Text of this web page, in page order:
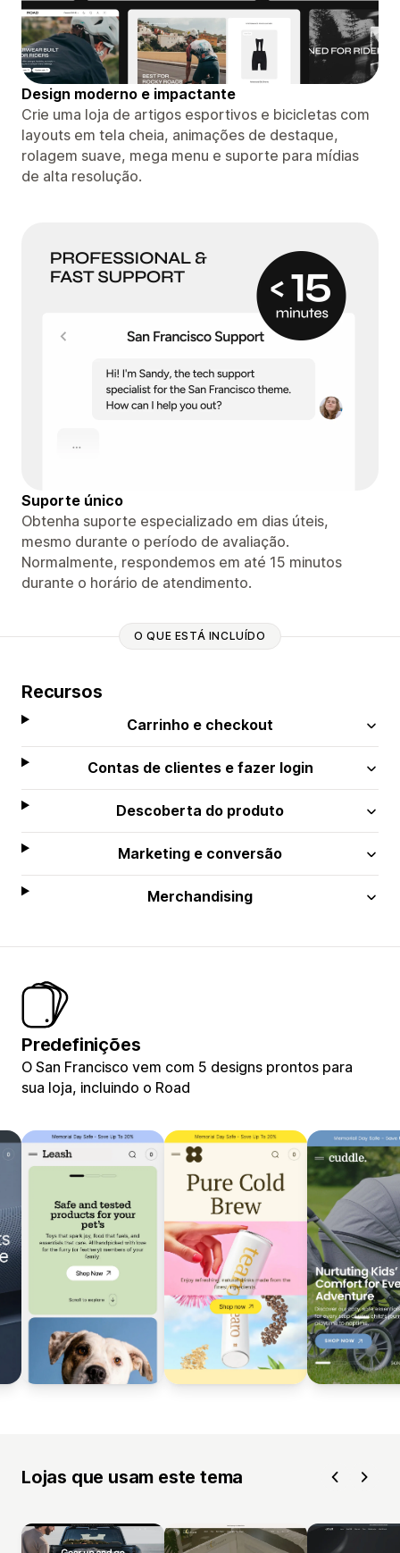
Design moderno e impactante
Crie uma loja de artigos esportivos e bicicletas com
layouts em tela cheia, animações de destaque,
rolagem suave, mega menu e suporte para mídias
de alta resolução.
Suporte único
Obtenha suporte especializado em dias úteis,
mesmo durante o período de avaliação.
Normalmente, respondemos em até 15 minutos
durante o horário de atendimento.
O QUE ESTÁ INCLUÍDO
Recursos
Carrinho e checkout
Contas de clientes e fazer login
Descoberta do produto
Marketing e conversão
Merchandising
Predefinições
O San Francisco vem com 5 designs prontos para
sua loja, incluindo o Road
Lojas que usam este tema